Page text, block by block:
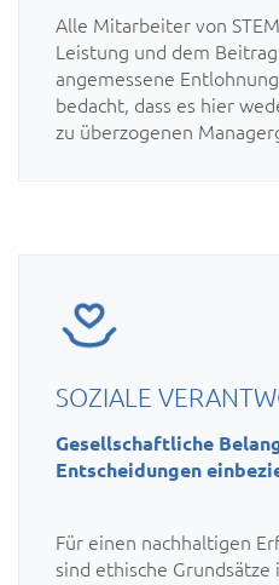
Alle Mitarbeiter von
Leistung und dem
angemessene
bedacht, dass es hier
zu überzogenen
SOZIALE
Gesellschaftliche
Entscheidungen
Für einen nachhaltigen
sind ethische